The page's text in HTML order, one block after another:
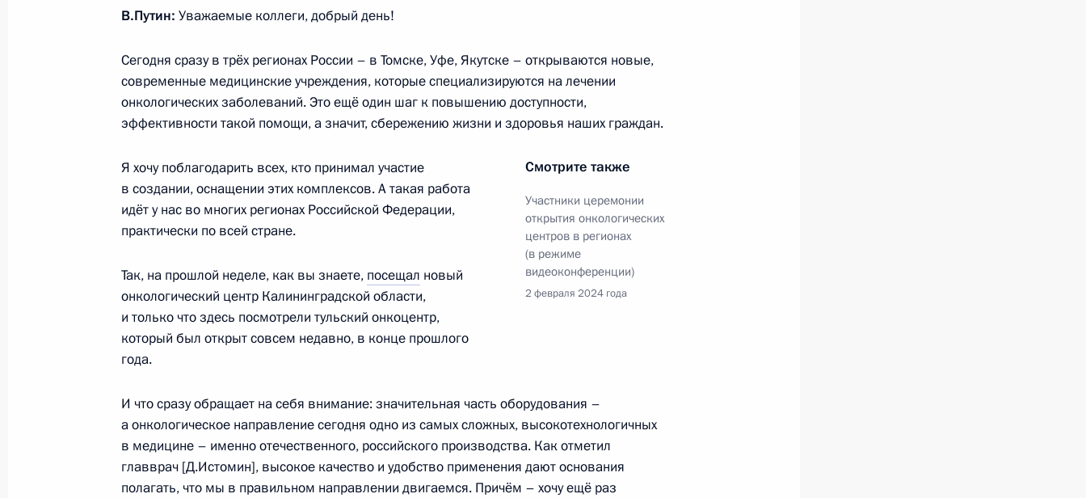
2 февраля 2024 года, 17:50
Встреча с активом участников форума «Всё для победы!»
2 февраля 2024 года, 16:40
Поездка в Тульскую область
Видеообращение к участникам и гостям ХI Международного
молодёжного промышленного форума «Инженеры будущего –
2023»
26 июня 2023 года, 13:20
Поездка в Тулу
4 апреля 2023 года
В.Путин: Уважаемые коллеги, добрый день!
Сегодня сразу в трёх регионах России – в Томске, Уфе, Якутске – открываются новые,
современные медицинские учреждения, которые специализируются на лечении
онкологических заболеваний. Это ещё один шаг к повышению доступности,
эффективности такой помощи, а значит, сбережению жизни и здоровья наших граждан.
Смотрите также
Участники церемонии
открытия онкологических
центров в регионах
(в режиме
видеоконференции)
2 февраля 2024 года
Я хочу поблагодарить всех, кто принимал участие
в создании, оснащении этих комплексов. А такая работа
идёт у нас во многих регионах Российской Федерации,
практически по всей стране.
Так, на прошлой неделе, как вы знаете, посещал новый
онкологический центр Калининградской области,
и только что здесь посмотрели тульский онкоцентр,
который был открыт совсем недавно, в конце прошлого
года.
И что сразу обращает на себя внимание: значительная часть оборудования –
а онкологическое направление сегодня одно из самых сложных, высокотехнологичных
в медицине – именно отечественного, российского производства. Как отметил
главврач [Д.Истомин], высокое качество и удобство применения дают основания
полагать, что мы в правильном направлении двигаемся. Причём – хочу ещё раз